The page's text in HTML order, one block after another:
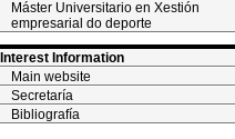
Máster Universitario en Xestión
empresarial do deporte
Interest Information
Main website
Secretaría
Bibliografía